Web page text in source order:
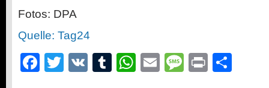
Fotos: DPA
Quelle: Tag24
Facebook
Twitter
VK Tumblr
WhatsApp
EmailMessage
Print